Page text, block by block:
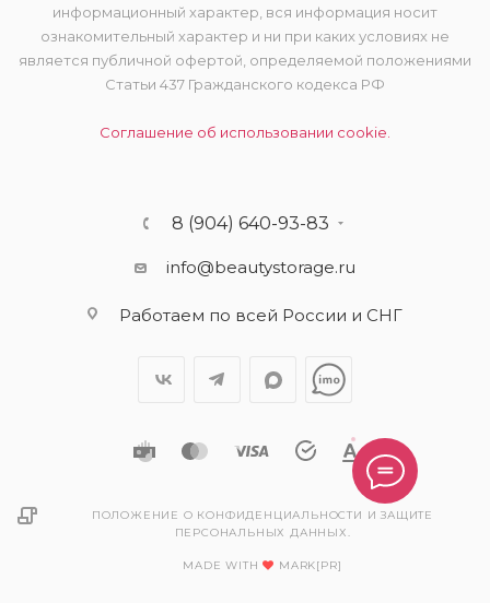
информационный характер, вся информация носит
ознакомительный характер и ни при каких условиях не
является публичной офертой, определяемой положениями
Статьи 437 Гражданского кодекса РФ
Соглашение об использовании cookie.
8 (904) 640-93-83
info@beautystorage.ru
Работаем по всей России и СНГ
ПОЛОЖЕНИЕ О КОНФИДЕНЦИАЛЬНОСТИ И ЗАЩИТЕ
ПЕРСОНАЛЬНЫХ ДАННЫХ.
MADE WITH MARK[PR]